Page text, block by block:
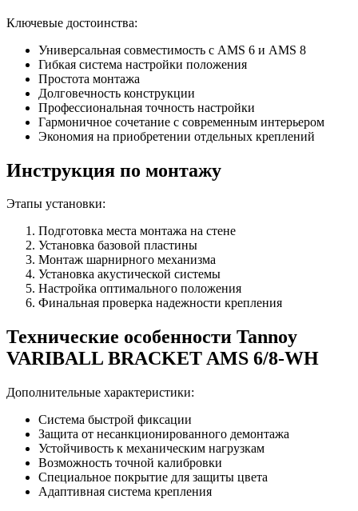
Ключевые достоинства:
Универсальная совместимость с AMS 6 и AMS 8
Гибкая система настройки положения
Простота монтажа
Долговечность конструкции
Профессиональная точность настройки
Гармоничное сочетание с современным интерьером
Экономия на приобретении отдельных креплений
Инструкция по монтажу
Этапы установки:
Подготовка места монтажа на стене
Установка базовой пластины
Монтаж шарнирного механизма
Установка акустической системы
Настройка оптимального положения
Финальная проверка надежности крепления
Технические особенности Tannoy
VARIBALL BRACKET AMS 6/8-WH
Дополнительные характеристики:
Система быстрой фиксации
Защита от несанкционированного демонтажа
Устойчивость к механическим нагрузкам
Возможность точной калибровки
Специальное покрытие для защиты цвета
Адаптивная система крепления